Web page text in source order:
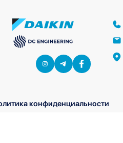
конфиденциальности